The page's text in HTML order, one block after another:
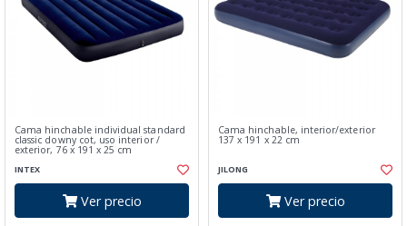
Cama hinchable individual standard
classic downy cot, uso interior /
exterior, 76 x 191 x 25 cm
INTEX
Ver precio
Cama hinchable, interior/exterior
137 x 191 x 22 cm
JILONG
Ver precio